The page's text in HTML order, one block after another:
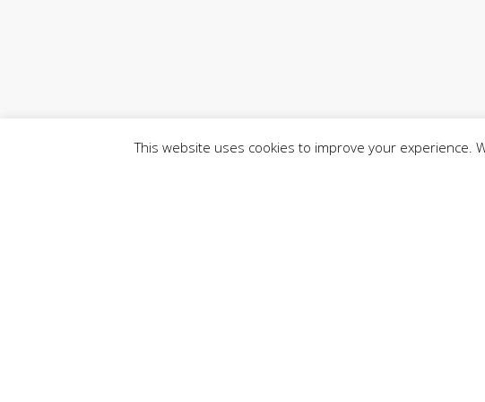
This website uses cookies to improve your experience.